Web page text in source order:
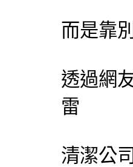
而是靠
透過網
雷
清潔公